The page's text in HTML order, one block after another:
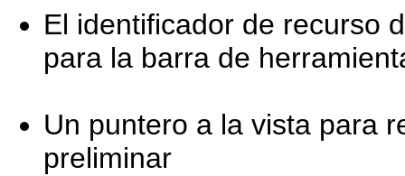
El identificador de recurso
para la barra de
Un puntero a la vista para
preliminar